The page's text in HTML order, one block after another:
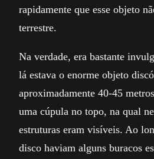
rapidamente que esse objeto
terrestre.
Na verdade, era bastante
lá estava o enorme objeto
aproximadamente 40-45
uma cúpula no topo, na qual
estruturas eram visíveis. Ao
disco haviam alguns buracos